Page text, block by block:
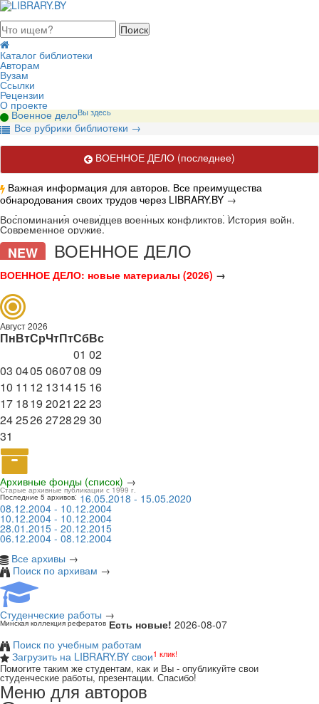
2026, пятница
Каталог библиотеки
Авторам
Вузам
Ссылки
Рецензии
О проекте
Военное делоВы здесь
Все рубрики библиотеки →
ВОЕННОЕ ДЕЛО (последнее)
Важная информация для авторов. Все преимущества
обнародования своих трудов через LIBRARY.BY →
Актуальные публикации по вопросам военного дела.
Воспоминания очевидцев военных конфликтов. История войн.
Современное оружие.
NEW ВОЕННОЕ ДЕЛО
ВОЕННОЕ ДЕЛО: новые материалы (2026) →
Август 2026
ПнВтСрЧтПтСбВс
01 02
03 0405060708 09
10 11 12 131415 16
17 1819 2021 2223
242526272829 30
31
Архивные фонды (список) →
Старые архивные публикации с 1999 г.
Последние 5 архивов: 16.05.2018 - 15.05.2020
08.12.2004 - 10.12.2004
10.12.2004 - 10.12.2004
28.01.2015 - 20.12.2015
06.12.2004 - 08.12.2004
Все архивы →
Поиск по архивам →
Студенческие работы →
Минская коллекция рефератов Есть новые! 2026-08-07
Поиск по учебным работам
Загрузить на LIBRARY.BY свои1 клик!
Помогите таким же студентам, как и Вы - опубликуйте свои
студенческие работы, презентации. Спасибо!
Меню для авторов